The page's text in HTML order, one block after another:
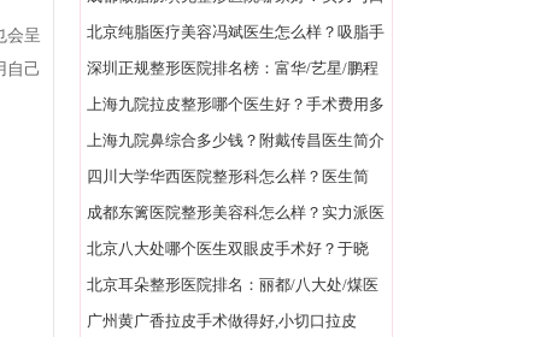
会呈
自己
碑并存医院一览
北京纯脂医疗美容冯斌医生怎么样？吸脂手
术价格：20000元起/单部位
深圳正规整形医院排名榜：富华/艺星/鹏程
等口碑技术好！
上海九院拉皮整形哪个医生好？手术费用多
少?价格，口碑一览
上海九院鼻综合多少钱？附戴传昌医生简介
+预约攻略及价格
四川大学华西医院整形科怎么样？医生简
介/价目表值得一看
成都东篱医院整形美容科怎么样？实力派医
院,附地址/价格表
北京八大处哪个医生双眼皮手术好？于晓
波/王太玲技术都不错
北京耳朵整形医院排名：丽都/八大处/煤医
等榜上有名
广州黄广香拉皮手术做得好,小切口拉皮